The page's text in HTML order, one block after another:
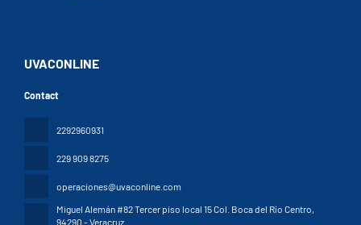
UVACONLINE
Contact
2292960931
229 909 8275
operaciones@uvaconline.com
Miguel Alemán #82 Tercer piso local 15 Col. Boca del Río Centro
94290 - Veracruz